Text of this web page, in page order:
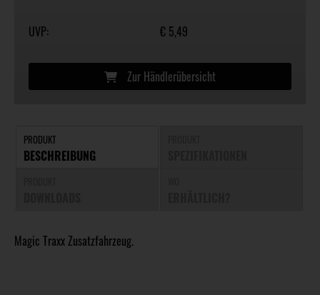
UVP: € 5,49
Zur Händlerübersicht
PRODUKT
BESCHREIBUNG
Magic Traxx Zusatzfahrzeug.